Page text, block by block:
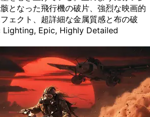
となった飛行機の破片、強烈な映画的
ェクト、超詳細な金属質感と布の破
Lighting, Epic, Highly Detailed